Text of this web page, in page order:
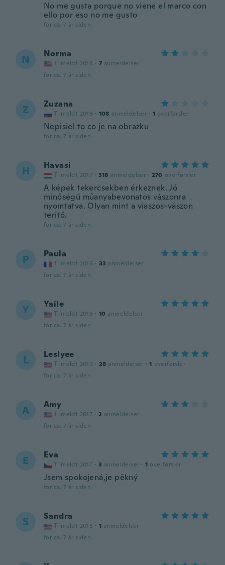
No me gusta porque no viene el marco con
ello por eso no me gusto
for ca. 7 år siden
N Norma
Tilmeldt 2018 · 7 anmeldelser
for ca. 7 år siden
Z Zuzana
Tilmeldt 2018 · 108 anmeldelser · 1 overførsler
Nepisiel to co je na obrazku
for ca. 7 år siden
H Havasi
Tilmeldt 2017 · 318 anmeldelser · 270 overførsler
A képek tekercsekben érkeznek. Jó
minőségű műanyabevonatos vászonra
nyomtatva. Olyan mint a viaszos-vászon
terítő.
for ca. 7 år siden
P Paula
Tilmeldt 2016 · 33 anmeldelser
for ca. 7 år siden
Y Yaile
Tilmeldt 2016 · 10 anmeldelser
for ca. 7 år siden
L Leslyee
Tilmeldt 2016 · 28 anmeldelser · 1 overførsler
for ca. 7 år siden
A Amy
Tilmeldt 2017 · 2 anmeldelser
for ca. 7 år siden
E Eva
Tilmeldt 2017 · 3 anmeldelser · 1 overførsler
Jsem spokojená,je pěkný
for ca. 7 år siden
S Sandra
Tilmeldt 2018 · 1 anmeldelser
for ca. 7 år siden